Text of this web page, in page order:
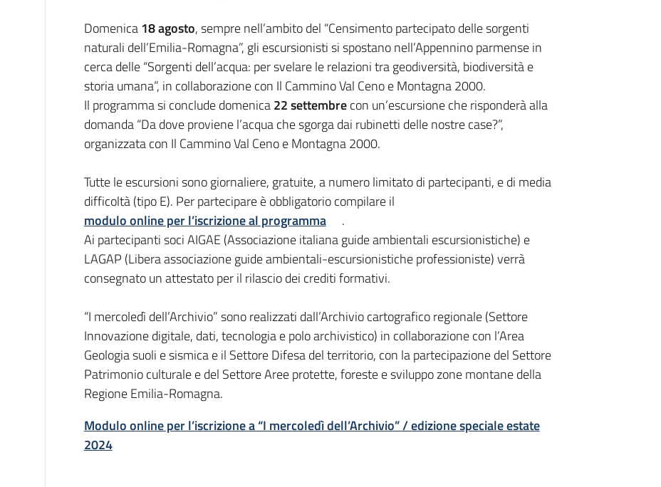
Domenica18 agosto, sempre nell’ambito del “Censimento partecipato delle sorgenti
naturali dell’Emilia-Romagna”, gli escursionisti si spostano nell’Appennino parmense in
cerca delle “Sorgenti dell’acqua: per svelare le relazioni tra geodiversità, biodiversità e
storia umana”, in collaborazione con Il Cammino Val Ceno e Montagna 2000.
Il programma si conclude domenica22 settembrecon un’escursione che risponderà alla
domanda “Da dove proviene l’acqua che sgorga dai rubinetti delle nostre case?”,
organizzata con Il Cammino Val Ceno e Montagna 2000.
Tutte le escursioni sono giornaliere, gratuite, a numero limitato di partecipanti, e di media
difficoltà (tipo E). Per partecipare è obbligatorio compilare il
modulo online per l’iscrizione al programma
.
Ai partecipanti soci AIGAE (Associazione italiana guide ambientali escursionistiche) e
LAGAP (Libera associazione guide ambientali-escursionistiche professioniste) verrà
consegnato un attestato per il rilascio dei crediti formativi.
“I mercoledì dell’Archivio” sono realizzati dall’Archivio cartografico regionale (Settore
Innovazione digitale, dati, tecnologia e polo archivistico) in collaborazione con l’Area
Geologia suoli e sismica e il Settore Difesa del territorio, con la partecipazione del Settore
Patrimonio culturale e del Settore Aree protette, foreste e sviluppo zone montane della
Regione Emilia-Romagna.
Modulo online per l’iscrizione a “I mercoledì dell’Archivio” / edizione speciale estate
2024